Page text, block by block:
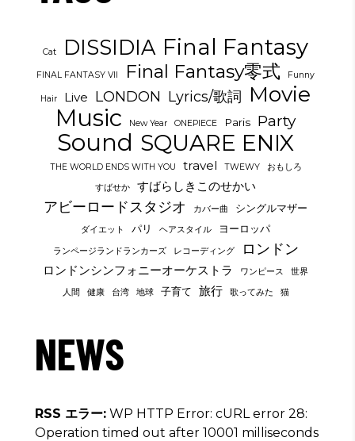
Cat DISSIDIA Final Fantasy
FINAL FANTASY VII Final Fantasy零式 Funny
Hair Live LONDON Lyrics/歌詞 Movie
Music New Year ONEPIECE Paris Party
Sound SQUARE ENIX
THE WORLD ENDS WITH YOU travel TWEWY
おもしろ
すばせか
すばらしきこのせかい
アビーロードスタジオ カバー曲 シングルマザー
ダイエット パリ ヘアスタイル ヨーロッパ
ランページランドランカーズ レコーディング ロンドン
ロンドンシンフォニーオーケストラ ワンピース
世界
人間
健康 台湾 地球 子育て 旅行 歌ってみた 猫
NEWS
RSS エラー: WP HTTP Error: cURL error 28:
Operation timed out after 10001 milliseconds